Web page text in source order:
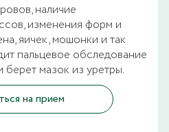
наличие
изменения форм и
яичек, мошонки и так
пальцевое обследование
мазок из уретры.
Записаться на прием